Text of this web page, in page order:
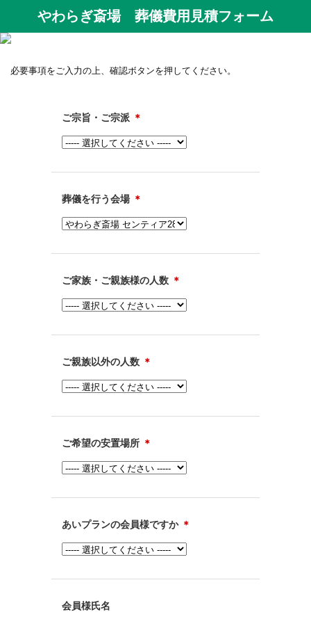
やわらぎ斎場 葬儀費用見積フォーム
必要事項をご入力の上、確認ボタンを押してください。
ご宗旨・ご宗派 ＊
葬儀を行う会場 ＊
ご家族・ご親族様の人数 ＊
ご親族以外の人数 ＊
ご希望の安置場所 ＊
あいプランの会員様ですか ＊
会員様氏名